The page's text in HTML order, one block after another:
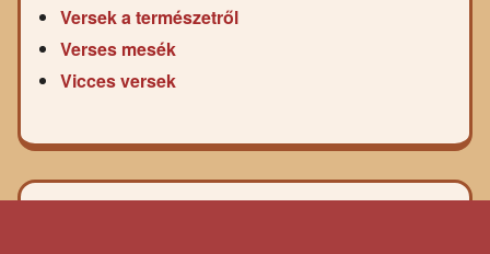
Versek a természetről
Verses mesék
Vicces versek